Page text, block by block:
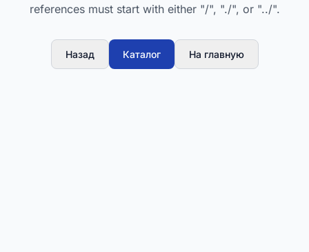
references must start with either "/", "./", or "../".
Назад Каталог На главную